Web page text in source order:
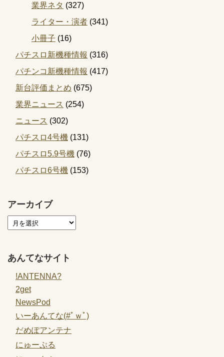
業界ネタ (327)
ライター・演者 (341)
小冊子 (16)
パチスロ新機種情報 (316)
パチンコ新機種情報 (417)
新台評価まとめ (675)
業界ニュース (254)
ニュース (302)
パチスロ4号機 (131)
パチスロ5.9号機 (76)
パチスロ6号機 (153)
アーカイブ
あんてなサイト
!ANTENNA?
2get
NewsPod
いーあんてな(#ﾟｗﾟ)
だめぽアンテナ
にゅーぷる